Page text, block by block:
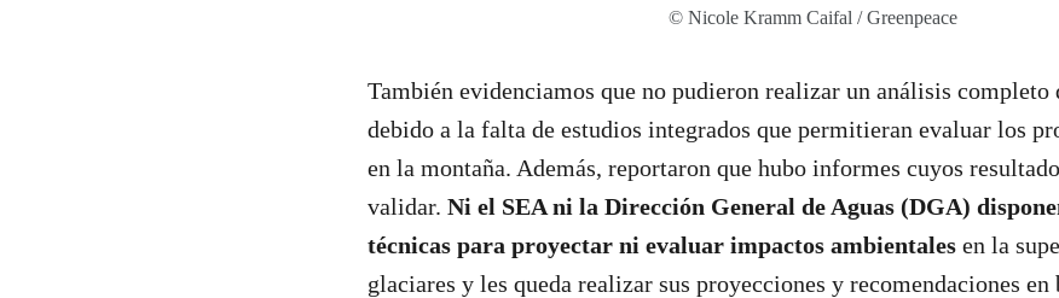
© Nicole Kramm Caifal / Greenpeace
También evidenciamos que no pudieron realizar un análisis completo
debido a la falta de estudios integrados que permitieran evaluar los
en la montaña. Además, reportaron que hubo informes cuyos
validar. Ni el SEA ni la Dirección General de Aguas (DGA)
técnicas para proyectar ni evaluar impactos ambientales en la
glaciares y les queda realizar sus proyecciones y recomendaciones en